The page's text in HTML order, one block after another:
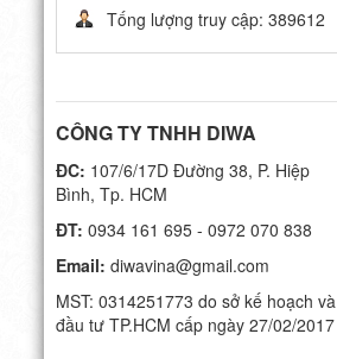
Tống lượng truy cập: 389612
CÔNG TY TNHH DIWA
ĐC: 107/6/17D Đường 38, P. Hiệp
Bình, Tp. HCM
ĐT: 0934 161 695 - 0972 070 838
Email: diwavina@gmail.com
MST: 0314251773 do sở kế hoạch và
đầu tư TP.HCM cấp ngày 27/02/2017